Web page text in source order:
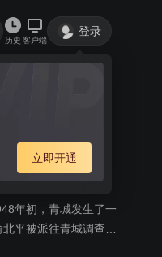
历史 客户端
登录
立即开通
年初，青城发生了一
平被派往青城调查此